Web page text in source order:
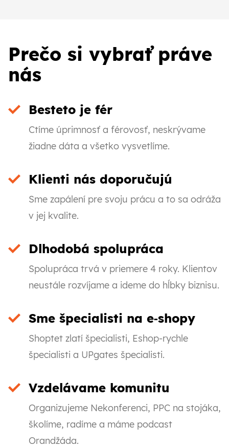
Prečo si vybrať práve
nás
Besteto je fér
Ctíme úprimnosť a férovosť, neskrývame
žiadne dáta a všetko vysvetlíme.
Klienti nás doporučujú
Sme zapálení pre svoju prácu a to sa odráža
v jej kvalite.
Dlhodobá spolupráca
Spolupráca trvá v priemere 4 roky. Klientov
neustále rozvíjame a ideme do hĺbky biznisu.
Sme špecialisti na e‑shopy
Shoptet zlatí špecialisti, Eshop-rychle
špecialisti a UPgates špecialisti.
Vzdelávame komunitu
Organizujeme Nekonferenci, PPC na stojáka,
školíme, radíme a máme podcast
Orandžáda.